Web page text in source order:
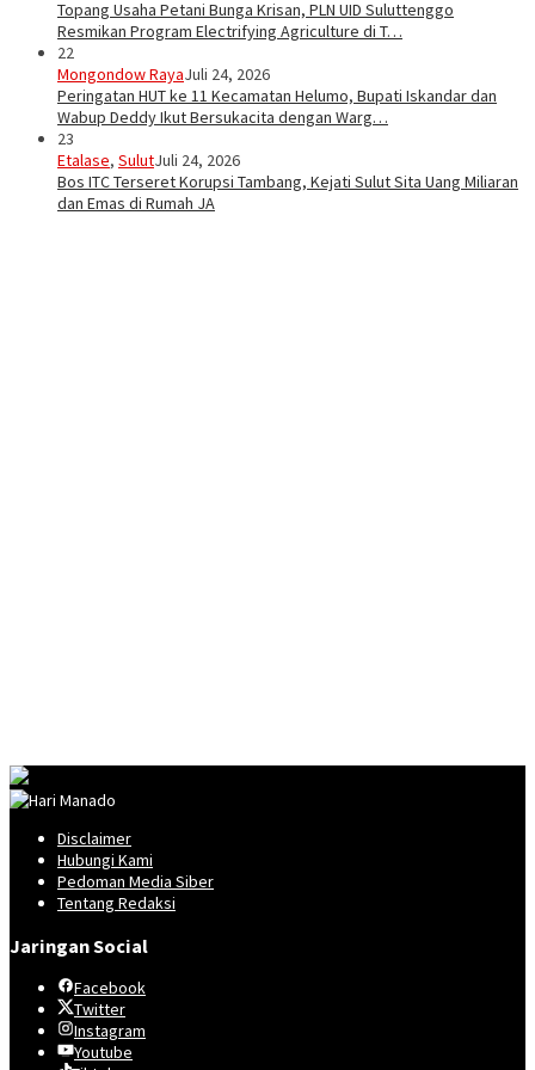
Topang Usaha Petani Bunga Krisan, PLN UID Suluttenggo
Resmikan Program Electrifying Agriculture di T…
22
Mongondow RayaJuli 24, 2026
Peringatan HUT ke 11 Kecamatan Helumo, Bupati Iskandar dan
Wabup Deddy Ikut Bersukacita dengan Warg…
23
Etalase, SulutJuli 24, 2026
Bos ITC Terseret Korupsi Tambang, Kejati Sulut Sita Uang Miliaran
dan Emas di Rumah JA
Disclaimer
Hubungi Kami
Pedoman Media Siber
Tentang Redaksi
Jaringan Social
Facebook
Twitter
Instagram
Youtube